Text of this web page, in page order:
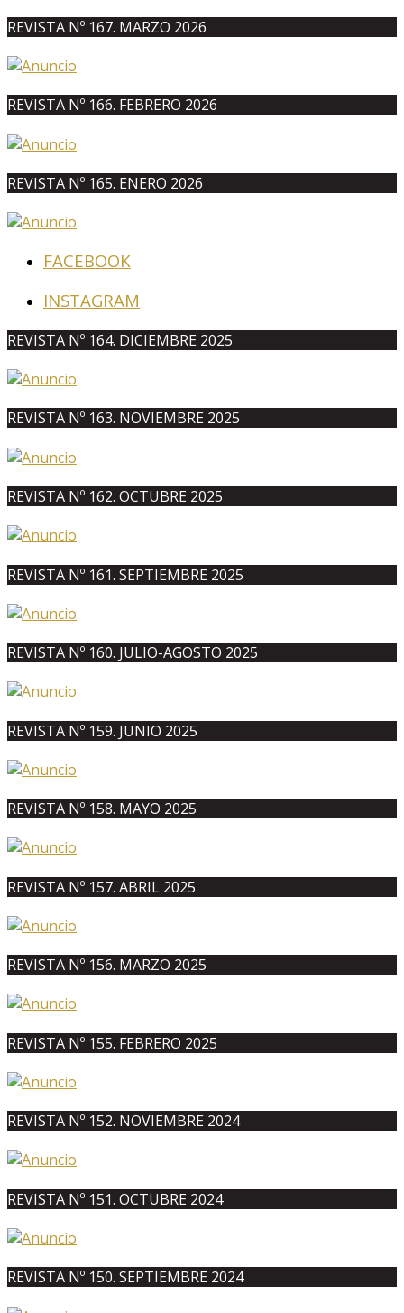
REVISTA Nº 167. MARZO 2026
REVISTA Nº 166. FEBRERO 2026
REVISTA Nº 165. ENERO 2026
FACEBOOK
INSTAGRAM
REVISTA Nº 164. DICIEMBRE 2025
REVISTA Nº 163. NOVIEMBRE 2025
REVISTA Nº 162. OCTUBRE 2025
REVISTA Nº 161. SEPTIEMBRE 2025
REVISTA Nº 160. JULIO-AGOSTO 2025
REVISTA Nº 159. JUNIO 2025
REVISTA Nº 158. MAYO 2025
REVISTA Nº 157. ABRIL 2025
REVISTA Nº 156. MARZO 2025
REVISTA Nº 155. FEBRERO 2025
REVISTA Nº 152. NOVIEMBRE 2024
REVISTA Nº 151. OCTUBRE 2024
REVISTA Nº 150. SEPTIEMBRE 2024